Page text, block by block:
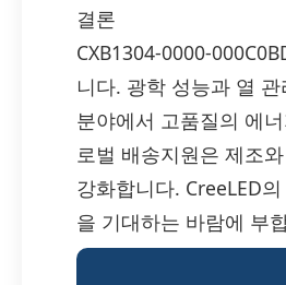
결론
CXB1304-0000-
니다. 광학 성능과 열
분야에서 고품질의 에
로벌 배송지원은 제조
강화합니다. CreeLED
을 기대하는 바람에 부